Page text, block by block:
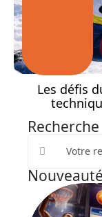
Les défis
Recherche